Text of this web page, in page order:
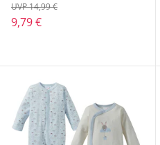
9,79 €
UVP 14,99 €